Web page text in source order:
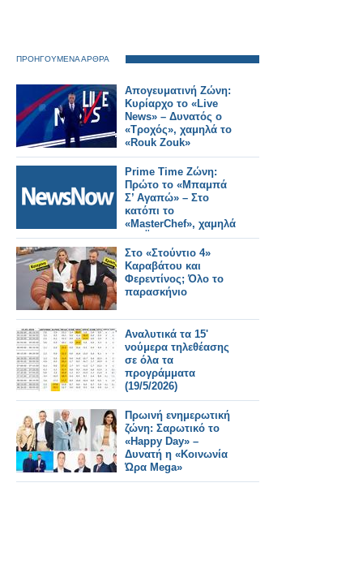
ΠΡΟΗΓΟΥΜΕΝΑ ΑΡΘΡΑ
Απογευματινή Ζώνη:
Κυρίαρχο το «Live
News» – Δυνατός ο
«Τροχός», χαμηλά το
«Rouk Zouk»
Prime Time Ζώνη:
Πρώτο το «Μπαμπά
Σ’ Αγαπώ» – Στο
κατόπι το
«MasterChef», χαμηλά
ΣΚΑΪ και Open
Στο «Στούντιο 4»
Καραβάτου και
Φερεντίνος; Όλο το
παρασκήνιο
Αναλυτικά τα 15'
νούμερα τηλεθέασης
σε όλα τα
προγράμματα
(19/5/2026)
Πρωινή ενημερωτική
ζώνη: Σαρωτικό το
«Happy Day» –
Δυνατή η «Κοινωνία
Ώρα Mega»